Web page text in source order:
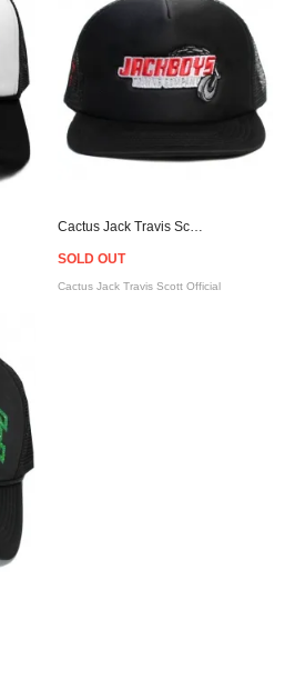
SOLD OUT
Cactus Jack Travis Scott Official